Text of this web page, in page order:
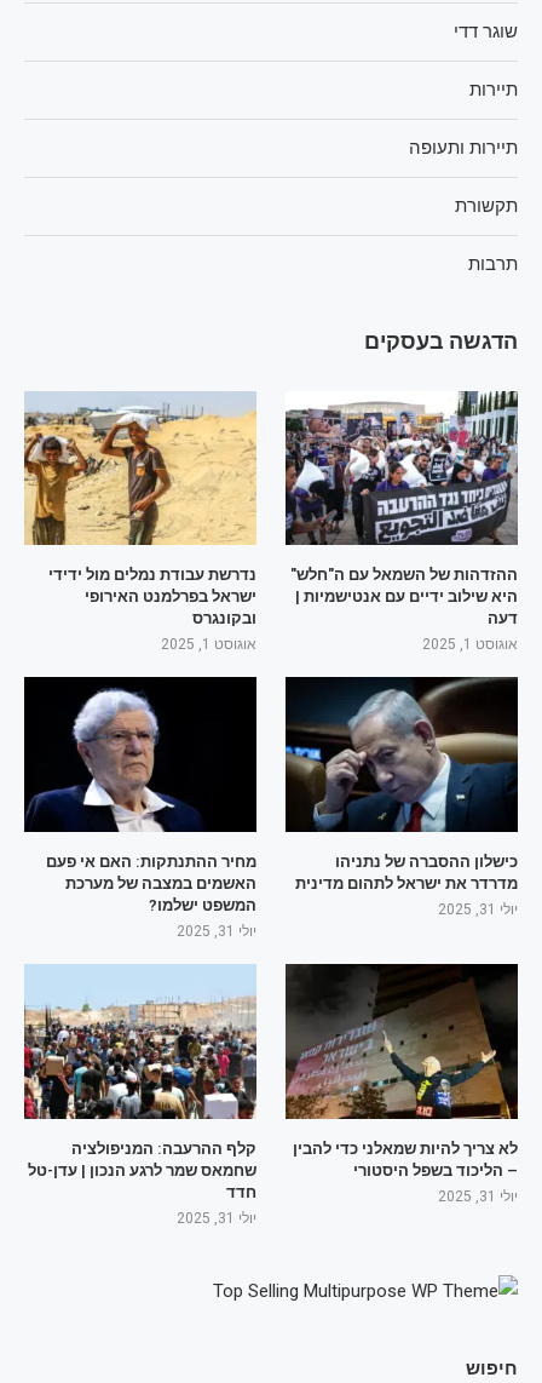
חיפוש
שוגר דדי
תיירות
תיירות ותעופה
תקשורת
תרבות
הדגשה בעסקים
ההזדהות של השמאל עם ה"חלש"
היא שילוב ידיים עם אנטישמיות |
דעה
אוגוסט 1, 2025
נדרשת עבודת נמלים מול ידידי
ישראל בפרלמנט האירופי
ובקונגרס
אוגוסט 1, 2025
כישלון ההסברה של נתניהו
מדרדר את ישראל לתהום מדינית
יולי 31, 2025
מחיר ההתנתקות: האם אי פעם
האשמים במצבה של מערכת
המשפט ישלמו?
יולי 31, 2025
לא צריך להיות שמאלני כדי להבין
– הליכוד בשפל היסטורי
יולי 31, 2025
קלף ההרעבה: המניפולציה
שחמאס שמר לרגע הנכון | עדן-טל
חדד
יולי 31, 2025